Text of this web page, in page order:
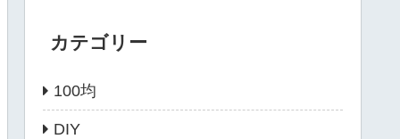
カテゴリー
100均
DIY